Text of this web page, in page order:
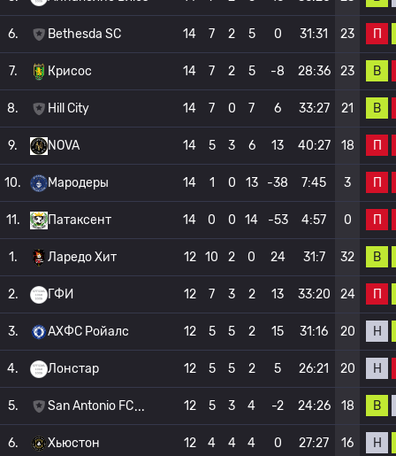
6. Bethesda SC 14 7 2 5 0 31:31 23 П
7. Крисос 14 7 2 5 -8 28:36 23 В
8. Hill City 14 7 0 7 6 33:27 21 В
9. NOVA 14 5 3 6 13 40:27 18 П
10. Мародеры 14 1 0 13 -38 7:45 3 П
11. Патаксент 14 0 0 14 -53 4:57 0 П
1. Ларедо Хит 12 10 2 0 24 31:7 32 В
2. ГФИ 12 7 3 2 13 33:20 24 П
3. АХФС Ройалс 12 5 5 2 15 31:16 20 Н
4. Лонстар 12 5 5 2 5 26:21 20 Н
5. San Antonio FC 12 5 3 4 -2 24:26 18 В
6. Хьюстон 12 4 4 4 0 27:27 16 Н